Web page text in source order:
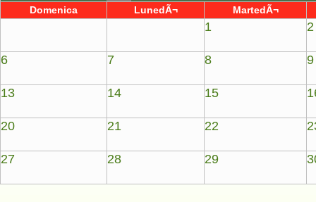
Domenica LunedÃ¬ MartedÃ¬
1 2
6 7 8 9
13 14 15
20 21 22
27 28 29